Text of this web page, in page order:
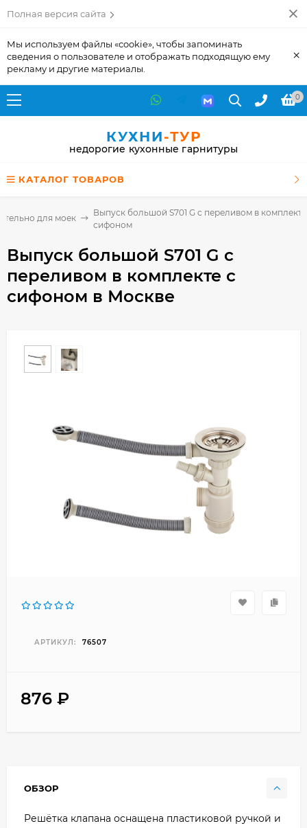
Полная версия сайта
Мы используем файлы «cookie», чтобы запоминать
сведения о пользователе и отображать подходящую ему
рекламу и другие материалы.
×
0
КУХНИ-ТУР
недорогие кухонные гарнитуры
КАТАЛОГ ТОВАРОВ
для моек
Выпуск большой S701 G с переливом в
сифоном
Выпуск большой S701 G с
переливом в комплекте с
сифоном в Москве
АРТИКУЛ: 76507
876 ₽
ОБЗОР
Решётка клапана оснащена пластиковой ручкой и